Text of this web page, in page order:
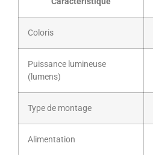
Coloris
Puissance lumineuse
(lumens)
Type de montage
Alimentation